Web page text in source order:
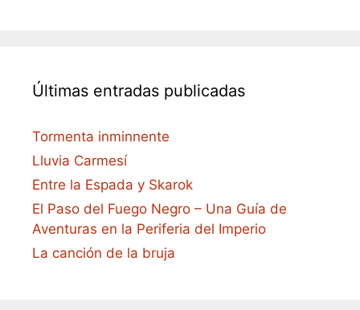
Últimas entradas publicadas
Tormenta inminnente
Lluvia Carmesí
Entre la Espada y Skarok
El Paso del Fuego Negro – Una Guía de
Aventuras en la Periferia del Imperio
La canción de la bruja